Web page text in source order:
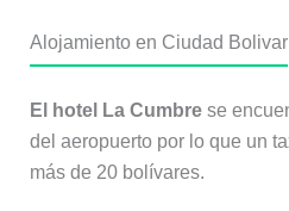
Alojamiento en Ciudad Bolivar
El hotel La Cumbrese
del aeropuerto por lo que un
más de 20 bolívares.